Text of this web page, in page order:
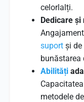
celorlalți.
Dedicare
suport și de
bunăstarea
Abilități
metodele